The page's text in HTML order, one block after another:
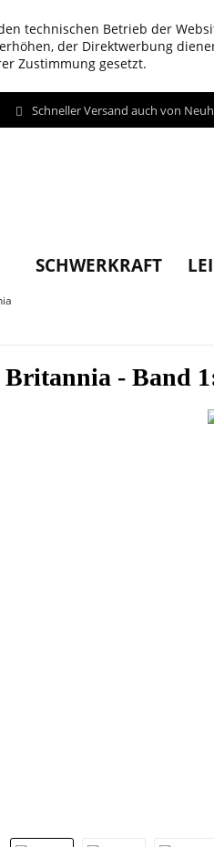
technischen Betrieb der
der Direktwerbung
Zustimmung gesetzt.
Schneller Versand auch von
SCHWERKRAFT
Britannia - Band